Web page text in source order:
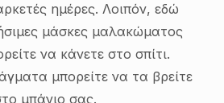
ημέρες. Λοιπόν, εδώ
μάσκες μαλακώματος
να κάνετε στο σπίτι.
μπορείτε να τα βρείτε
μπάνιο σας.